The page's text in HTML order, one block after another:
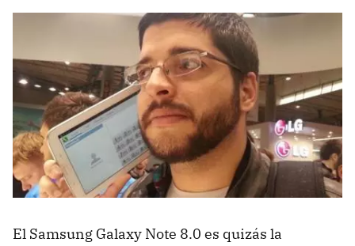
El Samsung Galaxy Note 8.0 es quizás la